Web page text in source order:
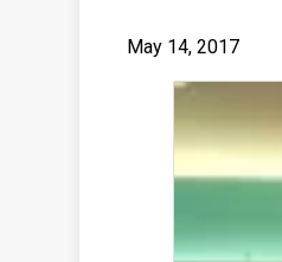
May 14, 2017